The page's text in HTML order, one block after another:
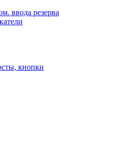
ввода резерва
кнопки